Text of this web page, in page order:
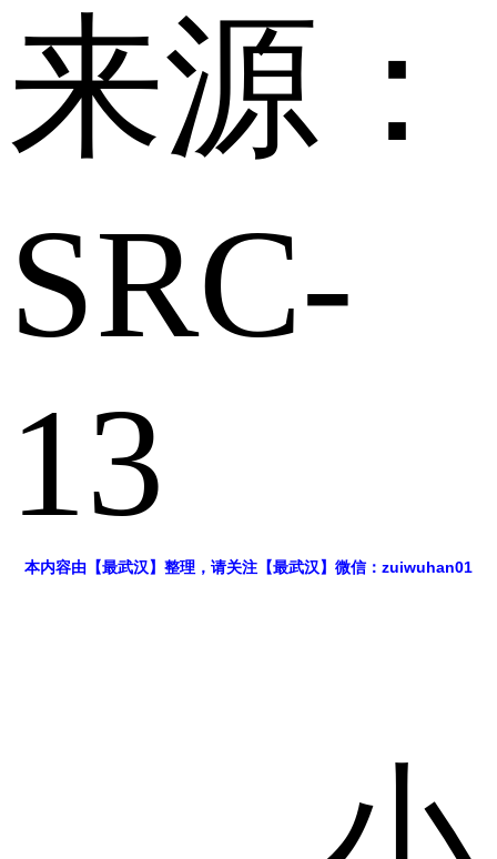
来源：
SRC-
13
本内容由【最武汉】整理，请关注【最武汉】微信：zuiwuhan01